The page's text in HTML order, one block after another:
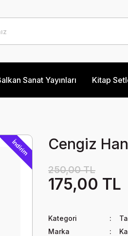
Sanat Yayınları Kitap
İndirim Cengiz
250,00 TL
175,00 TL
Kategori
Marka